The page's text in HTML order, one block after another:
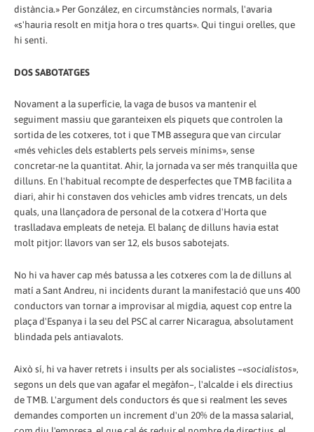
distància.» Per González, en circumstàncies normals, l'avaria
«s'hauria resolt en mitja hora o tres quarts». Qui tingui orelles, que
hi senti.
DOS SABOTATGES
Novament a la superfície, la vaga de busos va mantenir el
seguiment massiu que garanteixen els piquets que controlen la
sortida de les cotxeres, tot i que TMB assegura que van circular
«més vehicles dels establerts pels serveis mínims», sense
concretar-ne la quantitat. Ahir, la jornada va ser més tranquil·la que
dilluns. En l'habitual recompte de desperfectes que TMB facilita a
diari, ahir hi constaven dos vehicles amb vidres trencats, un dels
quals, una llançadora de personal de la cotxera d'Horta que
traslladava empleats de neteja. El balanç de dilluns havia estat
molt pitjor: llavors van ser 12, els busos sabotejats.
No hi va haver cap més batussa a les cotxeres com la de dilluns al
matí a Sant Andreu, ni incidents durant la manifestació que uns 400
conductors van tornar a improvisar al migdia, aquest cop entre la
plaça d'Espanya i la seu del PSC al carrer Nicaragua, absolutament
blindada pels antiavalots.
Això sí, hi va haver retrets i insults per als socialistes –«socialistos»,
segons un dels que van agafar el megàfon–, l'alcalde i els directius
de TMB. L'argument dels conductors és que si realment les seves
demandes comporten un increment d'un 20% de la massa salarial,